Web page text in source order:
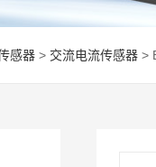
感器 > 交流电流传感器 >